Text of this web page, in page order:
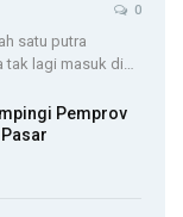
0
satu putra
lagi masuk di…
Pemprov